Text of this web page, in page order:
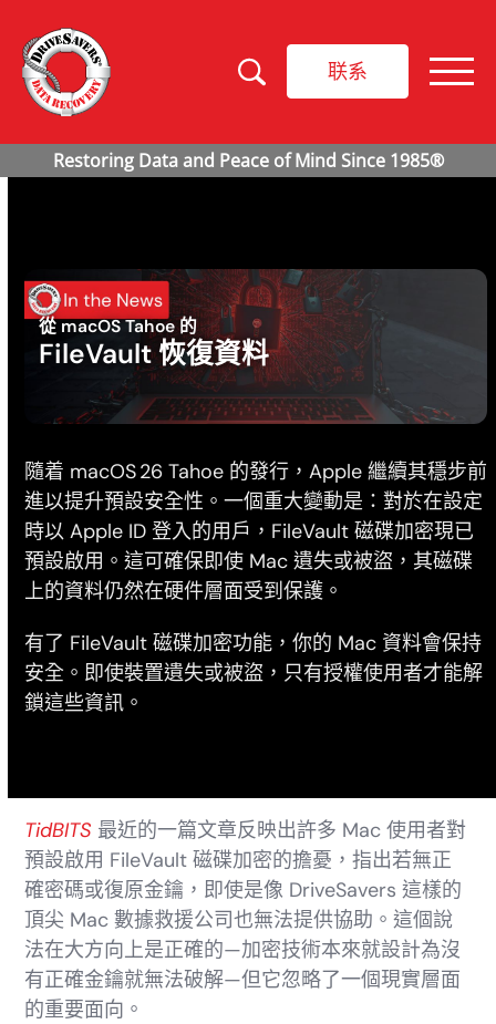
联系
從 macOS Tahoe 的
FileVault 恢復資料
隨着 macOS 26 Tahoe 的發行，Apple 繼續其穩步前
進以提升預設安全性。一個重大變動是：對於在設定
時以 Apple ID 登入的用戶，FileVault 磁碟加密現已
預設啟用。這可確保即使 Mac 遺失或被盜，其磁碟
上的資料仍然在硬件層面受到保護。
有了 FileVault 磁碟加密功能，你的 Mac 資料會保持
安全。即使裝置遺失或被盜，只有授權使用者才能解
鎖這些資訊。
TidBITS 最近的一篇文章反映出許多 Mac 使用者對
預設啟用 FileVault 磁碟加密的擔憂，指出若無正
確密碼或復原金鑰，即使是像 DriveSavers 這樣的
頂尖 Mac 數據救援公司也無法提供協助。這個說
法在大方向上是正確的—加密技術本來就設計為沒
有正確金鑰就無法破解—但它忽略了一個現實層面
的重要面向。